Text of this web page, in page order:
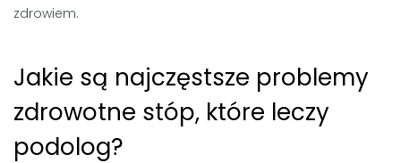
zdrowiem.
Jakie są najczęstsze problemy
zdrowotne stóp, które leczy
podolog?